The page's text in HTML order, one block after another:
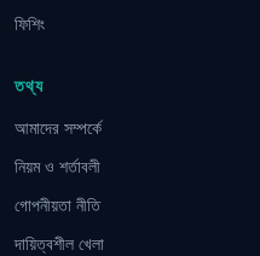
ফিশিং
তথ্য
আমাদের সম্পর্কে
নিয়ম ও শর্তাবলী
গোপনীয়তা নীতি
দায়িত্বশীল খেলা